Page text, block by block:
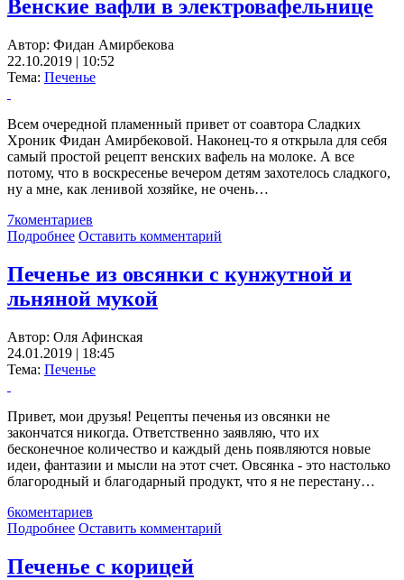
Венские вафли в электровафельнице
Автор: Фидан Амирбекова
22.10.2019 | 10:52
Тема: Печенье
Всем очередной пламенный привет от соавтора Сладких
Хроник Фидан Амирбековой. Наконец-то я открыла для себя
самый простой рецепт венских вафель на молоке. А все
потому, что в воскресенье вечером детям захотелось сладкого,
ну а мне, как ленивой хозяйке, не очень…
7коментариев
Подробнее Оставить комментарий
Печенье из овсянки с кунжутной и
льняной мукой
Автор: Оля Афинская
24.01.2019 | 18:45
Тема: Печенье
Привет, мои друзья! Рецепты печенья из овсянки не
закончатся никогда. Ответственно заявляю, что их
бесконечное количество и каждый день появляются новые
идеи, фантазии и мысли на этот счет. Овсянка - это настолько
благородный и благодарный продукт, что я не перестану…
6коментариев
Подробнее Оставить комментарий
Печенье с корицей